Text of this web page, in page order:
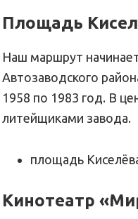
Площадь
Наш маршрут
Автозаводского
1958 по 1983 год. В
литейщиками завода.
площадь
Кинотеатр